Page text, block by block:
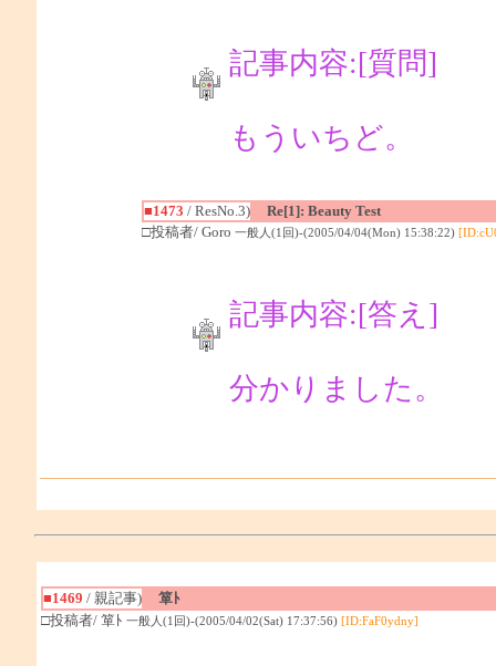
記事内容:[質問]
もういちど。
■1473 / ResNo.3)
Re[1]: Beauty Test
□投稿者/ Goro 一般人(1回)-(2005/04/04(Mon) 15:38:22)
記事内容:[答え]
分かりました。
■1469 / 親記事)
箪ﾄ
□投稿者/ 箪ﾄ 一般人(1回)-(2005/04/02(Sat) 17:37:56) [ID:FaF0ydny]